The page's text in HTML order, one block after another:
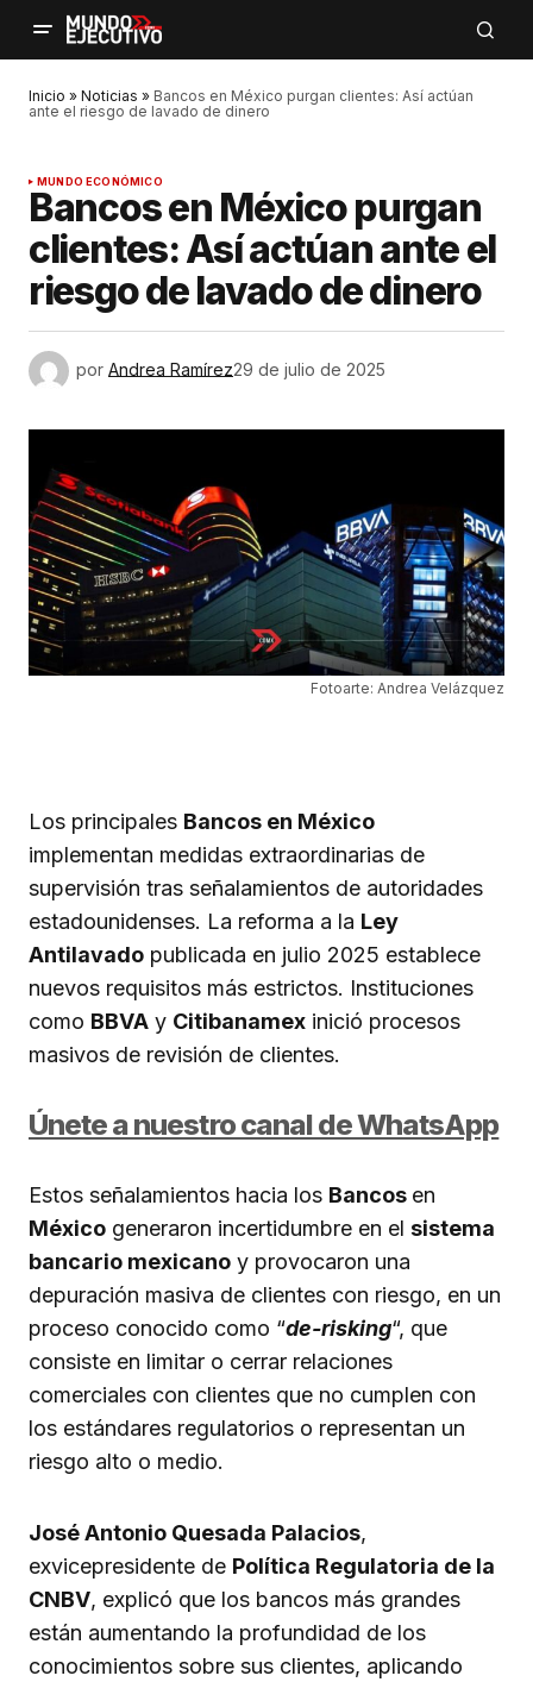
Inicio » Noticias » Bancos en México purgan clientes: Así actúan
ante el riesgo de lavado de dinero
MUNDO ECONÓMICO
Bancos en México purgan
clientes: Así actúan ante el
riesgo de lavado de dinero
por Andrea Ramírez29 de julio de 2025
Fotoarte: Andrea Velázquez
Los principales Bancos en México
implementan medidas extraordinarias de
supervisión tras señalamientos de autoridades
estadounidenses. La reforma a la Ley
Antilavado publicada en julio 2025 establece
nuevos requisitos más estrictos. Instituciones
como BBVA y Citibanamex inició procesos
masivos de revisión de clientes.
Únete a nuestro canal de WhatsApp
Estos señalamientos hacia los Bancos en
México generaron incertidumbre en el sistema
bancario mexicano y provocaron una
depuración masiva de clientes con riesgo, en un
proceso conocido como “de-risking“, que
consiste en limitar o cerrar relaciones
comerciales con clientes que no cumplen con
los estándares regulatorios o representan un
riesgo alto o medio.
José Antonio Quesada Palacios,
exvicepresidente de Política Regulatoria de la
CNBV, explicó que los bancos más grandes
están aumentando la profundidad de los
conocimientos sobre sus clientes, aplicando